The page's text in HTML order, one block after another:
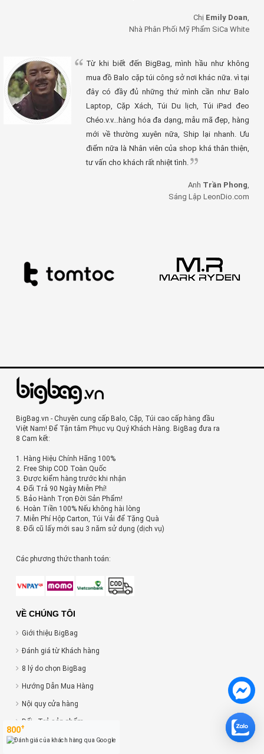
Chị Emily Doan
Nhà Phân Phối Mỹ Phẩm SiCa White
Từ khi biết đến BigBag, mình hầu như không
mua đồ Balo cặp túi công sở nơi khác nữa. vì tại
đây có đầy đủ những thứ mình cần như Balo
Laptop, Cặp Xách, Túi Du lịch, Túi iPad đeo
Chéo.v.v...hàng hóa đa dạng, mẫu mã đẹp, hàng
mới về thường xuyên nữa, Ship lại nhanh. Ưu
điểm nữa là Nhân viên của shop khá thân thiện,
tư vấn cho khách rất nhiệt tình.
Anh Trần Phong
Sáng Lập LeonDio.com
BigBag.vn - Chuyên cung cấp Balo, Cặp, Túi cao cấp hàng đầu
Việt Nam! Để Tận tâm Phục vụ Quý Khách Hàng. BigBag đưa ra
8 Cam kết:
1. Hàng Hiệu Chính Hãng 100%
2. Free Ship COD Toàn Quốc
3. Được kiểm hàng trước khi nhận
4. Đổi Trả 90 Ngày Miễn Phí!
5. Bảo Hành Trọn Đời Sản Phẩm!
6. Hoàn Tiền 100% Nếu không hài lòng
7. Miễn Phí Hộp Carton, Túi Vải để Tặng Quà
8. Đổi cũ lấy mới sau 3 năm sử dụng (dịch vụ)
Các phương thức thanh toán:
VỀ CHÚNG TÔI
Giới thiệu BigBag
Đánh giá từ Khách hàng
8 lý do chọn BigBag
Hướng Dẫn Mua Hàng
Nội quy cửa hàng
Đổi - Trả sản phẩm
Chất lượng phục vụ
800+